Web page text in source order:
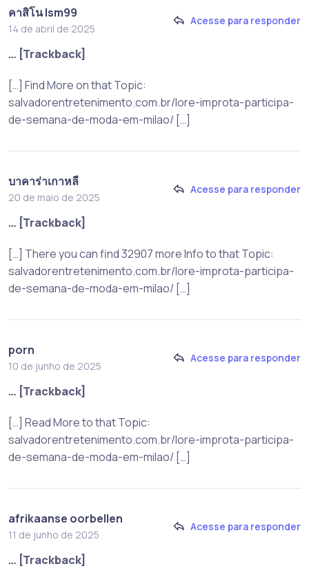
คาสิโน lsm99
14 de abril de 2025
Acesse para responder
… [Trackback]
[…] Find More on that Topic:
salvadorentretenimento.com.br/lore-improta-participa-
de-semana-de-moda-em-milao/ […]
บาคาร่าเกาหลี
20 de maio de 2025
Acesse para responder
… [Trackback]
[…] There you can find 32907 more Info to that Topic:
salvadorentretenimento.com.br/lore-improta-participa-
de-semana-de-moda-em-milao/ […]
porn
10 de junho de 2025
Acesse para responder
… [Trackback]
[…] Read More to that Topic:
salvadorentretenimento.com.br/lore-improta-participa-
de-semana-de-moda-em-milao/ […]
afrikaanse oorbellen
11 de junho de 2025
Acesse para responder
… [Trackback]